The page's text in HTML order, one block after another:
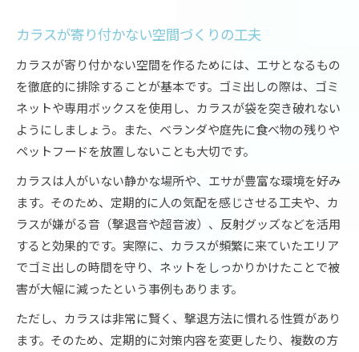
カラスが寄り付かない空間づくりの工夫
カラスが寄り付かない空間を作るためには、エサとなるもの
を徹底的に排除することが基本です。ゴミ出しの際は、ゴミ
ネットや専用ボックスを使用し、カラスが袋を突き破れない
ようにしましょう。また、ベランダや庭先に食べ物の残りや
ペットフードを放置しないことも大切です。
カラスは人がいない静かな場所や、エサが豊富な環境を好み
ます。そのため、定期的に人の気配を感じさせる工夫や、カ
ラスが嫌がる音（撃退音や超音波）、反射グッズなどを活用
すると効果的です。実際に、カラスが頻繁に来ていたエリア
でゴミ出しの時間を守り、ネットをしっかりかけたことで被
害が大幅に減ったという事例もあります。
ただし、カラスは非常に賢く、撃退方法に慣れる性質があり
ます。そのため、定期的に対策内容を変更したり、複数の方